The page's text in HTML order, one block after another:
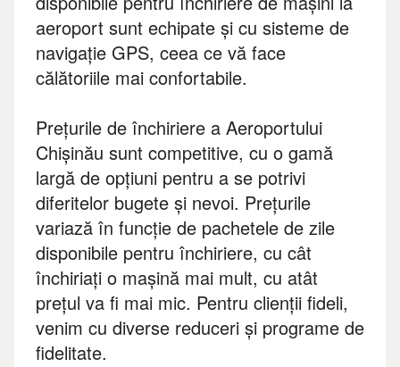
aeroport sunt echipate și cu sisteme de
navigație GPS, ceea ce vă face
călătoriile mai confortabile.
Prețurile de închiriere a Aeroportului
Chișinău sunt competitive, cu o gamă
largă de opțiuni pentru a se potrivi
diferitelor bugete și nevoi. Prețurile
variază în funcție de pachetele de zile
disponibile pentru închiriere, cu cât
închiriați o mașină mai mult, cu atât
prețul va fi mai mic. Pentru clienții fideli,
venim cu diverse reduceri și programe de
fidelitate.